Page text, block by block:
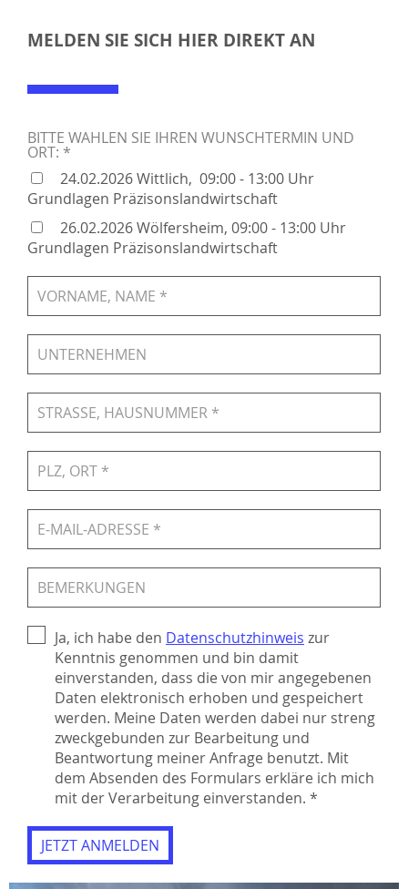
MELDEN SIE SICH HIER DIREKT AN
BITTE WÄHLEN SIE IHREN WUNSCHTERMIN UND
ORT: *
24.02.2026 Wittlich, 09:00 - 13:00 Uhr
Grundlagen Präzisonslandwirtschaft
26.02.2026 Wölfersheim, 09:00 - 13:00 Uhr
Grundlagen Präzisonslandwirtschaft
Ja, ich habe den Datenschutzhinweis zur
Kenntnis genommen und bin damit
einverstanden, dass die von mir angegebenen
Daten elektronisch erhoben und gespeichert
werden. Meine Daten werden dabei nur streng
zweckgebunden zur Bearbeitung und
Beantwortung meiner Anfrage benutzt. Mit
dem Absenden des Formulars erkläre ich mich
mit der Verarbeitung einverstanden. *
JETZT ANMELDEN